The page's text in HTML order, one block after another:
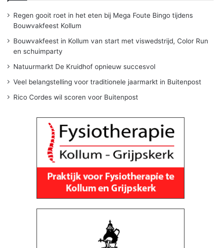
Regen gooit roet in het eten bij Mega Foute Bingo tijdens
Bouwvakfeest Kollum
Bouwvakfeest in Kollum van start met viswedstrijd, Color Run
en schuimparty
Natuurmarkt De Kruidhof opnieuw succesvol
Veel belangstelling voor traditionele jaarmarkt in Buitenpost
Rico Cordes wil scoren voor Buitenpost